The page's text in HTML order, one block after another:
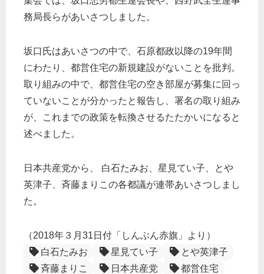
務局長らがあいさつしました。
坂口氏はあいさつの中で、石原都政以降の19年間
にわたり、都営住宅の新規建設がないことを批判。
取り組みの中で、都営住宅の空き部屋が募集に回っ
ていないことが分かったと報告し、署名の取り組み
が、これまでの政策を転換させるたたかいになると
述べました。
日本共産党から、 白石たみお、星見てい子、とや
英津子、斉藤まりこの各都議が連帯あいさつしまし
た。
（2018年３月31日付「しんぶん赤旗」より）
白石たみお
星見てい子
とや英津子
斉藤まりこ
日本共産党 都営住宅